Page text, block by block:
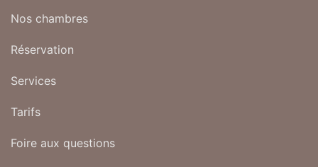
Nos chambres
Réservation
Services
Tarifs
Foire aux questions